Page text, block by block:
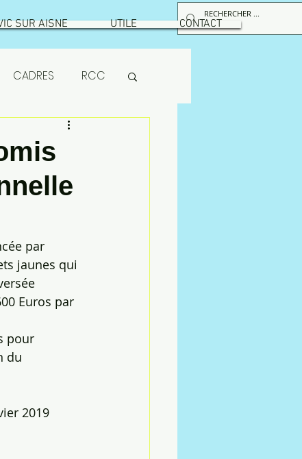
SUR AISNE UTILE CONTACT
CADRES RCC
maintenance
MUTUELLE
par
jaunes qui
Euros par
pour
du
2019